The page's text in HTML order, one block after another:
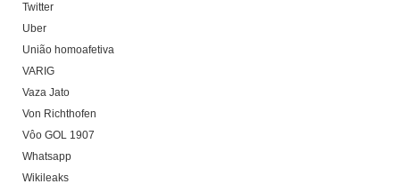
Twitter
Uber
União homoafetiva
VARIG
Vaza Jato
Von Richthofen
Vôo GOL 1907
Whatsapp
Wikileaks